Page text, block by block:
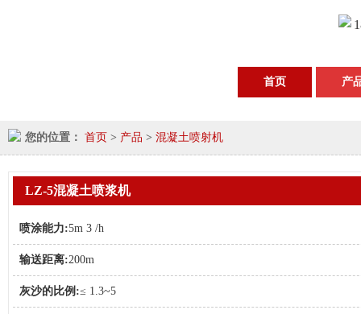
首页 产
您的位置： 首页 > 产品 > 混凝土喷射机
LZ-5混凝土喷浆机
喷涂能力:5m 3 /h
输送距离:200m
灰沙的比例:≤ 1.3~5